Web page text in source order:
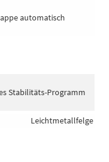
automatisch
Stabilitäts-Programm
Leichtmetallfelge